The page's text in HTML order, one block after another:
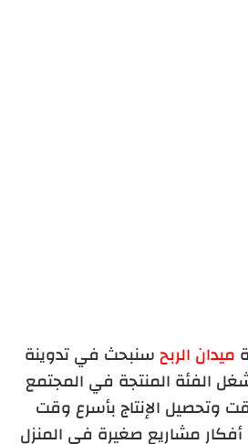
ميدان الربح سنبحث في تدوينة
الفئة المنتجة في المجتمع
وتحصيل الإنتاج بأسرع وقت
مشاريع صغيرة في المنزل